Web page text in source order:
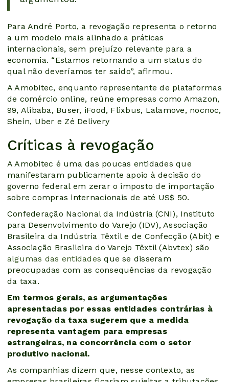
Para André Porto, a revogação representa o retorno
a um modelo mais alinhado a práticas
internacionais, sem prejuízo relevante para a
economia. “Estamos retornando a um status do
qual não deveríamos ter saído”, afirmou.
A Amobitec, enquanto representante de plataformas
de comércio online, reúne empresas como Amazon,
99, Alibaba, Buser, iFood, Flixbus, Lalamove, nocnoc,
Shein, Uber e Zé Delivery
Críticas à revogação
A Amobitec é uma das poucas entidades que
manifestaram publicamente apoio à decisão do
governo federal em zerar o imposto de importação
sobre compras internacionais de até US$ 50.
Confederação Nacional da Indústria (CNI), Instituto
para Desenvolvimento do Varejo (IDV), Associação
Brasileira da Indústria Têxtil e de Confecção (Abit) e
Associação Brasileira do Varejo Têxtil (Abvtex) são
algumas das entidades que se disseram
preocupadas com as consequências da revogação
da taxa.
Em termos gerais, as argumentações
apresentadas por essas entidades contrárias à
revogação da taxa sugerem que a medida
representa vantagem para empresas
estrangeiras, na concorrência com o setor
produtivo nacional.
As companhias dizem que, nesse contexto, as